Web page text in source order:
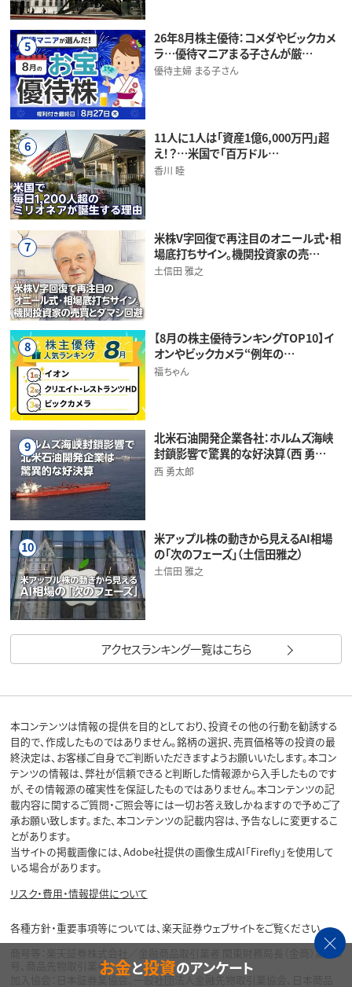
5
26年8月株主優待：コメダやビックカメ
ラ…優待マニアまる子さんが厳…
優待主婦 まる子さん
6
11人に1人は「資産1億6,000万円」超
え！？…米国で「百万ドル…
香川 睦
7
米株V字回復で再注目のオニール式・相
場底打ちサイン。機関投資家の売…
土信田 雅之
8
【8月の株主優待ランキングTOP10】イ
オンやビックカメラ“例年の…
福ちゃん
9
北米石油開発企業各社：ホルムズ海峡
封鎖影響で驚異的な好決算（西 勇…
西 勇太郎
10
米アップル株の動きから見えるAI相場
の「次のフェーズ」（土信田雅之）
土信田 雅之
アクセスランキング一覧はこちら
本コンテンツは情報の提供を目的としており、投資その他の行動を勧誘する
目的で、作成したものではありません。銘柄の選択、売買価格等の投資の最
終決定は、お客様ご自身でご判断いただきますようお願いいたします。本コン
テンツの情報は、弊社が信頼できると判断した情報源から入手したものです
が、その情報源の確実性を保証したものではありません。本コンテンツの記
載内容に関するご質問・ご照会等には一切お答え致しかねますので予めご了
承お願い致します。また、本コンテンツの記載内容は、予告なしに変更するこ
とがあります。
当サイトの掲載画像には、Adobe社提供の画像生成AI「Firefly」を使用して
いる場合があります。
リスク・費用・情報提供について
各種方針・重要事項等については、楽天証券ウェブサイトをご覧ください。
商号等：楽天証券株式会社／金融商品取引業者 関東財務局長（金商）第195
号、商品先物取引業者
加入協会：日本証券業協会、一般社団法人金融先物取引業協会、日本商品
お金と投資のアンケート